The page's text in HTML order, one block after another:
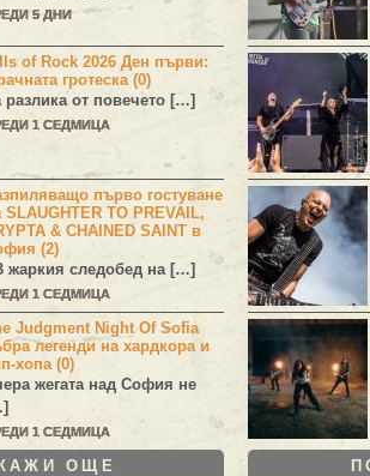
5 ДНИ
of Rock 2026 Ден първи:
гротеска (0)
разлика от повечето […]
1 СЕДМИЦА
първо гостуване
SLAUGHTER TO PREVAIL,
& CHAINED SAINT в
(2)
жаркия следобед на […]
1 СЕДМИЦА
Judgment Night Of Sofia
легенди на хардкора и
хопа (0)
жегата над София не
1 СЕДМИЦА
ОЩЕ